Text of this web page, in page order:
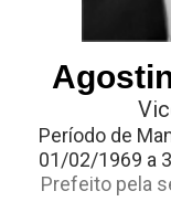
Período de
01/02/1969 a
Prefeito pela